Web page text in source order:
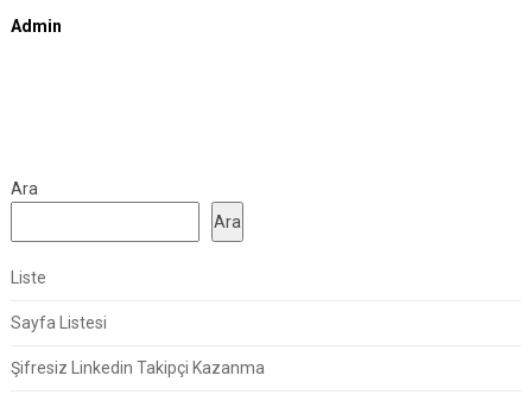
Admin
Ara
Ara
Liste
Sayfa Listesi
Şifresiz Linkedin Takipçi Kazanma